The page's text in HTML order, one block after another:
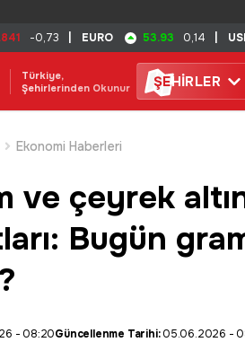
-0,73 EURO 53.93 0,14
Türkiye,
Şehirlerinden Okunur
ŞEHİRLER
Ekonomi Haberleri
ve çeyrek
Bugün
- 08:20Güncellenme Tarihi:05.06.2026 -